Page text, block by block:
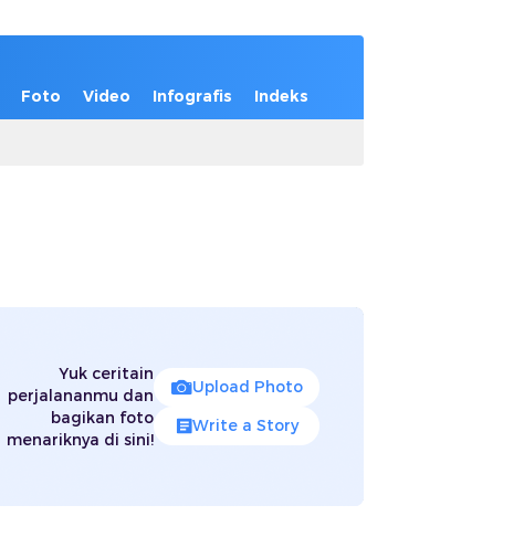
Foto Video Infografis Indeks
Yuk ceritain
perjalananmu dan
bagikan foto
menariknya di sini!
Upload Photo
Write a Story